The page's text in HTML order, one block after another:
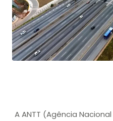
A ANTT (Agência